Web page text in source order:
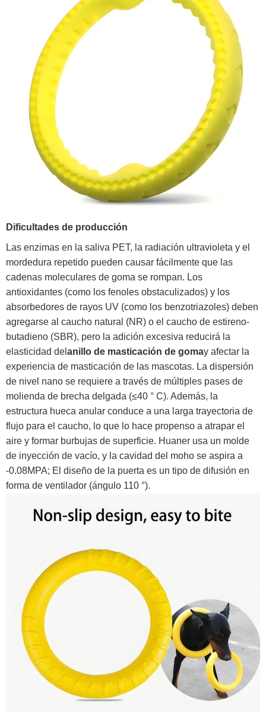
Dificultades de producción ‌
Las enzimas en la saliva PET, la radiación ultravioleta y el
mordedura repetido pueden causar fácilmente que las
cadenas moleculares de goma se rompan. Los
antioxidantes (como los fenoles obstaculizados) y los
absorbedores de rayos UV (como los benzotriazoles) deben
agregarse al caucho natural (NR) o el caucho de estireno-
butadieno (SBR), pero la adición excesiva reducirá la
elasticidad del anillo de masticación de gomay afectar la
experiencia de masticación de las mascotas. La dispersión
de nivel nano se requiere a través de múltiples pases de
molienda de brecha delgada (≤40 ° C). Además, la
estructura hueca anular conduce a una larga trayectoria de
flujo para el caucho, lo que lo hace propenso a atrapar el
aire y formar burbujas de superficie. Huaner usa un molde
de inyección de vacío, y la cavidad del moho se aspira a
-0.08MPA; El diseño de la puerta es un tipo de difusión en
forma de ventilador (ángulo 110 °). ‌